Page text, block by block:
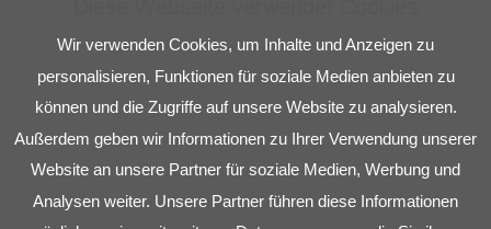
Wir verwenden Cookies, um Inhalte und Anzeigen zu
personalisieren, Funktionen für soziale Medien anbieten zu
können und die Zugriffe auf unsere Website zu analysieren.
Außerdem geben wir Informationen zu Ihrer Verwendung unserer
Website an unsere Partner für soziale Medien, Werbung und
Analysen weiter. Unsere Partner führen diese Informationen